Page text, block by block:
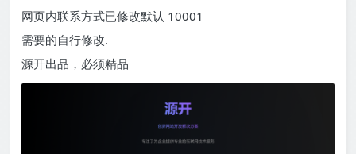
网页内联系方式已修改默认 10001
需要的自行修改.
源开出品，必须精品